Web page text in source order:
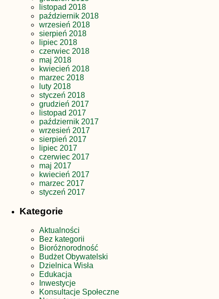
listopad 2018
październik 2018
wrzesień 2018
sierpień 2018
lipiec 2018
czerwiec 2018
maj 2018
kwiecień 2018
marzec 2018
luty 2018
styczeń 2018
grudzień 2017
listopad 2017
październik 2017
wrzesień 2017
sierpień 2017
lipiec 2017
czerwiec 2017
maj 2017
kwiecień 2017
marzec 2017
styczeń 2017
Kategorie
Aktualności
Bez kategorii
Bioróżnorodność
Budżet Obywatelski
Dzielnica Wisła
Edukacja
Inwestycje
Konsultacje Społeczne